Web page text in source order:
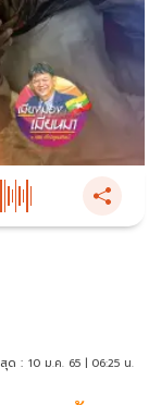
ด : 10 ม.ค. 65 | 06:25 น.